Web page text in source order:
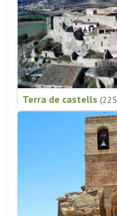
Terra de castells (225